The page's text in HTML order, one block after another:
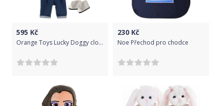
595 Kč
Orange Toys Lucky Doggy clothing set Strawberry Ice Cream , Červená tepláková souprava L083
230 Kč
Noe Přechod pro chodce